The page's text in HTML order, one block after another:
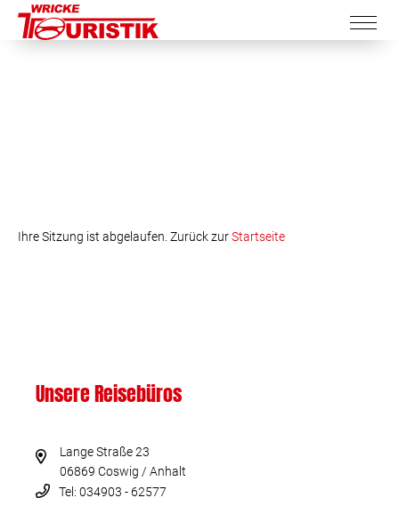
Ihre Sitzung ist abgelaufen. Zurück zurStartseite
Unsere Reisebüros
Lange Straße 23
06869 Coswig / Anhalt
Tel: 034903 - 62577